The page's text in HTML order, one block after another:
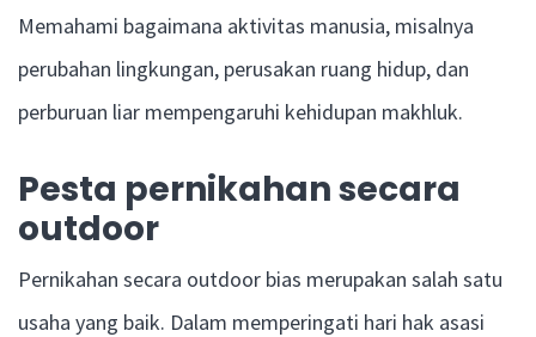
Memahami bagaimana aktivitas manusia, misalnya
perubahan lingkungan, perusakan ruang hidup, dan
perburuan liar mempengaruhi kehidupan makhluk.
Pesta pernikahan secara
outdoor
Pernikahan secara outdoor bias merupakan salah satu
usaha yang baik. Dalam memperingati hari hak asasi